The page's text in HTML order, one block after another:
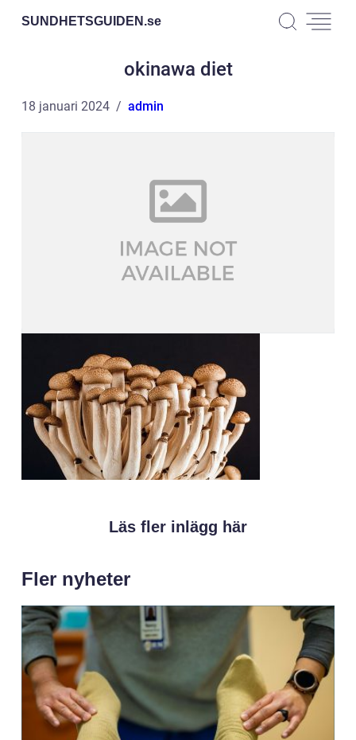
SUNDHETSGUIDEN.se
okinawa diet
18 januari 2024 admin
Läs fler inlägg här
Fler nyheter